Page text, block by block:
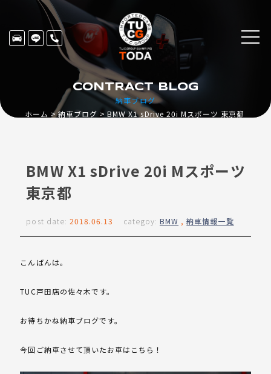
納車ブログ
CONTRACT BLOG
ホーム 納車ブログ BMW X1 sDrive 20i Mスポーツ 東京都
BMW X1 sDrive 20i Mスポーツ
東京都
post date: 2018.06.13 categoy: BMW ,納車情報一覧
こんばんは。
TUC戸田店の佐々木です。
お待ちかね納車ブログです。
今回ご納車させて頂いたお車はこちら！